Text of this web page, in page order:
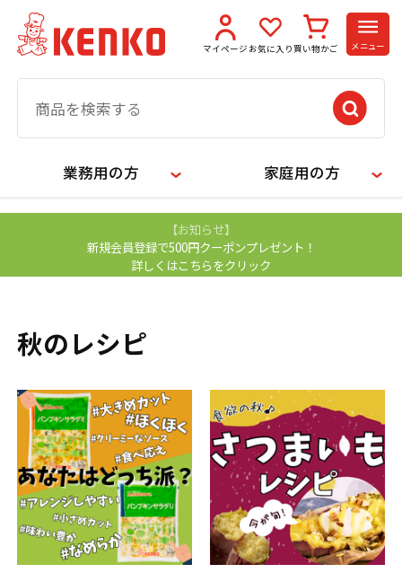
マイページ お気に入り 買い物かご メニュー
業務用の方 家庭用の方
【お知らせ】
新規会員登録で500円クーポンプレゼント！
詳しくはこちらをクリック
秋のレシピ